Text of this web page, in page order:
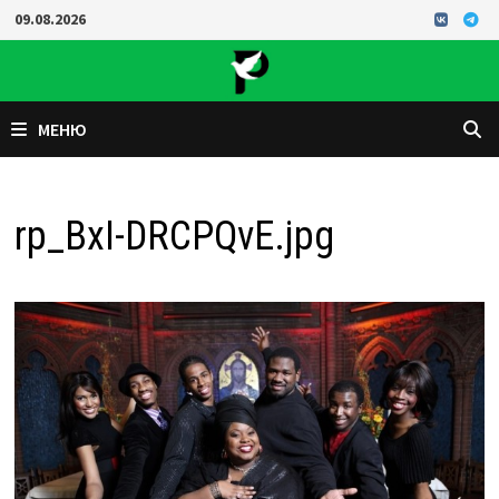
Перейти
к
09.08.2026
МЕНЮ
rp_BxI-DRCPQvE.jpg